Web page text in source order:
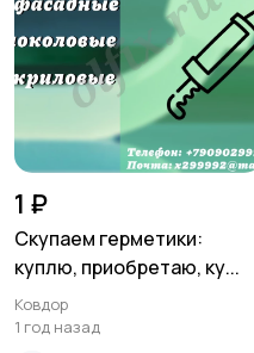
1 ₽
Скупаем герметики:
куплю, приобретаю, ку...
Ковдор
1 год назад